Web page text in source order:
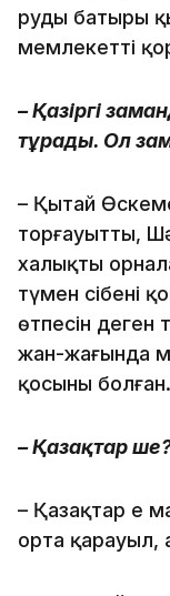
рудың батыры
мемлекетті
– Қазіргі
тұрады. Ол
– Қытай
торғауытты,
халықты
түмен сібені
өтпесін деген
жан-жағында
қосыны болған.
– Қазақтар
– Қазақтар ең
орта қарауыл,